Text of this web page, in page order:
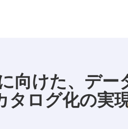
向けた、デー
タログ化の実